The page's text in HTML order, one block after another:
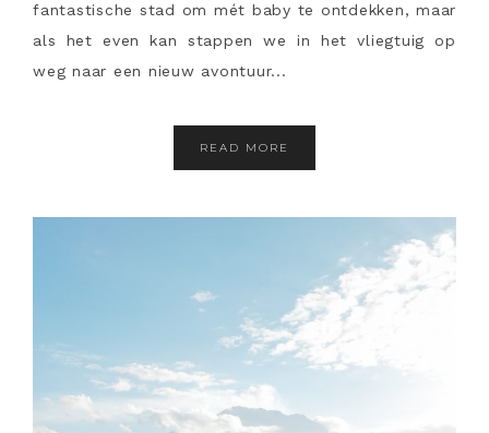
fantastische stad om mét baby te ontdekken, maar
als het even kan stappen we in het vliegtuig op
weg naar een nieuw avontuur...
READ MORE